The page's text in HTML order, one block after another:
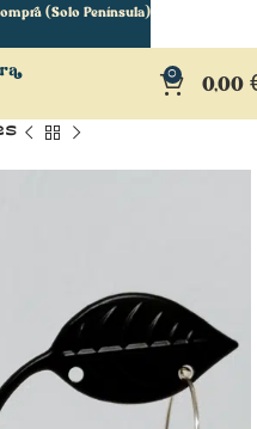
0 0,00
(Solo Península)